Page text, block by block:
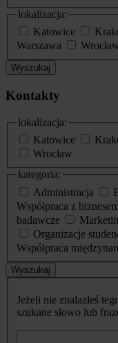
lokalizacja:
Katowice
Warszawa
Wyszukaj
Kontakty
lokalizacja:
Katowice
Wrocław
kategoria:
Administracja
Współpraca z biznesem
badawcze
Organizacje
Współpraca
Wyszukaj
Jeżeli nie znalazłeś
szukane słowo lub